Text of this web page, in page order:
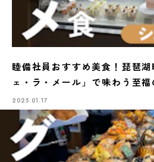
睦備社員おすすめ美食！琵琶
ェ・ラ・メール」で味わう至福
2025.01.17